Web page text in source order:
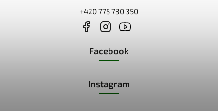
+420 775 730 350
Facebook
Instagram